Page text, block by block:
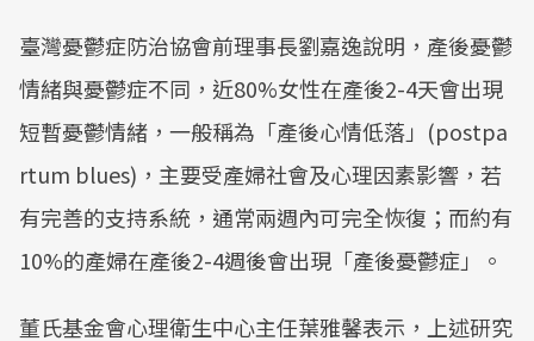
臺灣憂鬱症防治協會前理事長劉嘉逸說明，產後憂鬱
情緒與憂鬱症不同，近80%女性在產後2-4天會出現
短暫憂鬱情緒，一般稱為「產後心情低落」(postpa
rtum blues)，主要受產婦社會及心理因素影響，若
有完善的支持系統，通常兩週內可完全恢復；而約有
10%的產婦在產後2-4週後會出現「產後憂鬱症」。
董氏基金會心理衛生中心主任葉雅馨表示，上述研究